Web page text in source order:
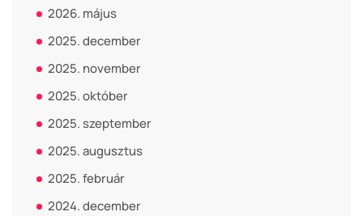
2026. május
2025. december
2025. november
2025. október
2025. szeptember
2025. augusztus
2025. február
2024. december